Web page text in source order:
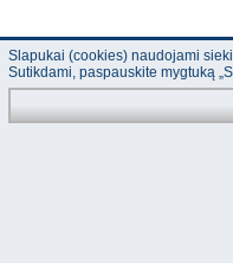
Slapukai (cookies) naudojami
Sutikdami, paspauskite mygtuką